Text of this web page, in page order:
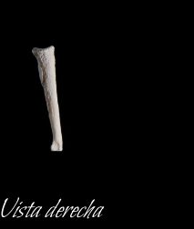
Vista derecha